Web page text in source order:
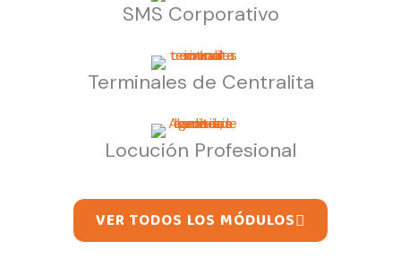
SMS Corporativo
Terminales de Centralita
Locución Profesional
VER TODOS LOS MÓDULOS